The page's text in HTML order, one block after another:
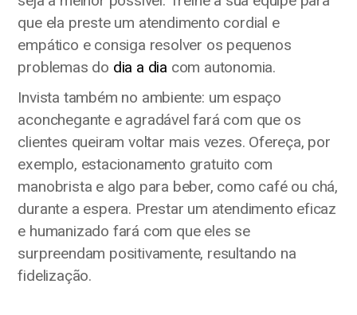
que ela preste um atendimento cordial e
empático e consiga resolver os pequenos
problemas do dia a dia com autonomia.
Invista também no ambiente: um espaço
aconchegante e agradável fará com que os
clientes queiram voltar mais vezes. Ofereça, por
exemplo, estacionamento gratuito com
manobrista e algo para beber, como café ou chá,
durante a espera. Prestar um atendimento eficaz
e humanizado fará com que eles se
surpreendam positivamente, resultando na
fidelização.